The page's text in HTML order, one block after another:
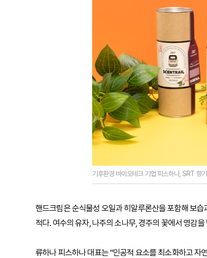
기후환경 바이오테크 기업 피스하나, SRT 향
핸드크림은 순식물성 오일과 히알루론산을 포함해 보
적다. 여수의 유자, 나주의 소나무, 경주의 꽃에서 영감
류하나 피스하나 대표는 “인공적 요소를 최소화하고 자